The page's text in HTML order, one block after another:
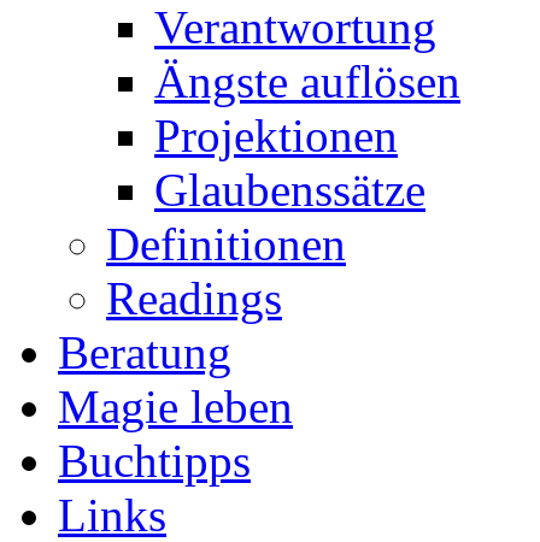
Verantwortung
Ängste auflösen
Projektionen
Glaubenssätze
Definitionen
Readings
Beratung
Magie leben
Buchtipps
Links